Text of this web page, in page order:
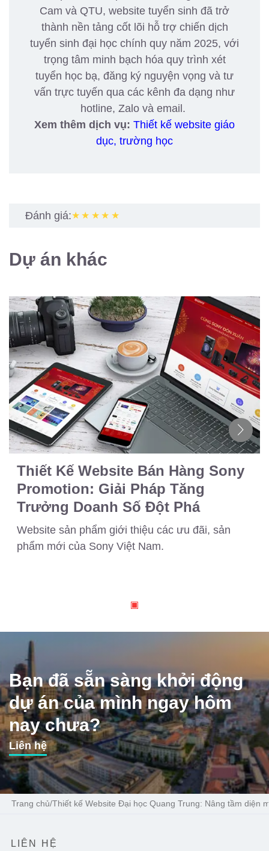
Cam và QTU, website tuyển sinh đã trở
thành nền tảng cốt lõi hỗ trợ chiến dịch
tuyển sinh đại học chính quy năm 2025, với
trọng tâm minh bạch hóa quy trình xét
tuyển học bạ, đăng ký nguyện vọng và tư
vấn trực tuyến qua các kênh đa dạng như
hotline, Zalo và email.
Xem thêm dịch vụ: Thiết kế website giáo
dục, trường học
Đánh giá:★★★★★
Dự án khác
Thiết Kế Website Bán Hàng Sony
Promotion: Giải Pháp Tăng
Trưởng Doanh Số Đột Phá
Website sản phẩm giới thiệu các ưu đãi, sản
phẩm mới của Sony Việt Nam.
Bạn đã sẵn sàng khởi động
dự án của mình ngay hôm
nay chưa?
Liên hệ
Trang chủ/Thiết kế Website Đại học Quang Trung: Nâng tầm diện
LIÊN HỆ